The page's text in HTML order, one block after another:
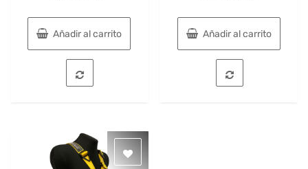
Añadir al carrito Añadir al carrito